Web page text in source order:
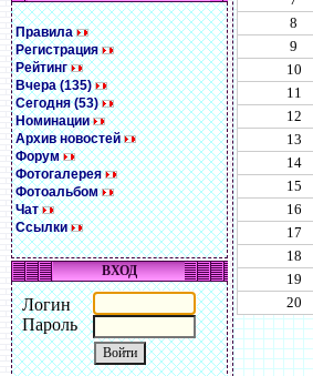
Правила
Регистрация
Рейтинг
Вчера (135)
Сегодня (53)
Номинации
Архив новостей
Форум
Фотогалерея
Фотоальбом
Чат
Ссылки
ВХОД
Логин
Пароль
8
9
10
11
12
13
14
15
16
17
18
19
20